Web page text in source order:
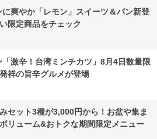
に爽やか「レモン」スイーツ＆パン新登
限定商品をチェック
激辛！台湾ミンチカツ」8月4日数量限
祥の旨辛グルメが登場
セット3種が3,000円から！お盆や集ま
リューム&おトクな期間限定メニュー